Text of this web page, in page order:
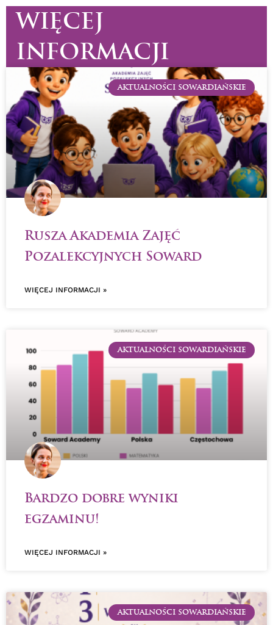
WIĘCEJ
INFORMACJI
AKTUALNOŚCI SOWARDIAŃSKIE
Rusza Akademia Zajęć
Pozalekcyjnych Soward
WIĘCEJ INFORMACJI »
AKTUALNOŚCI SOWARDIAŃSKIE
Bardzo dobre wyniki
egzaminu!
WIĘCEJ INFORMACJI »
AKTUALNOŚCI SOWARDIAŃSKIE